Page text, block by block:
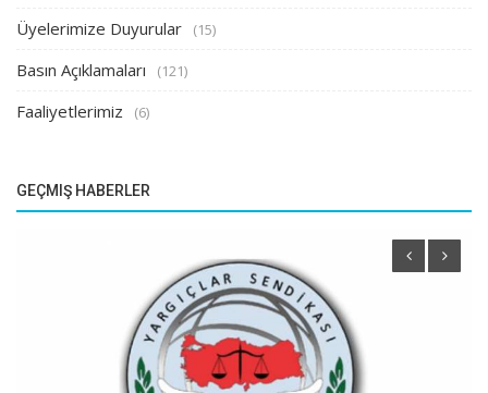
Üyelerimize Duyurular (15)
Basın Açıklamaları (121)
Faaliyetlerimiz (6)
GEÇMIŞ HABERLER